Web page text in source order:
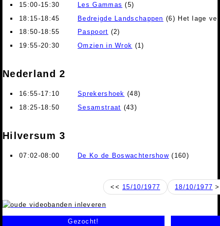
15:00-15:30 Les Gammas (5)
18:15-18:45
Bedreigde Landschappen (6) Het lage
18:50-18:55
Paspoort (2)
19:55-20:30
Omzien in Wrok (1)
Nederland 2
16:55-17:10 Sprekershoek (48)
18:25-18:50
Sesamstraat (43)
Hilversum 3
07:02-08:00 De Ko de Boswachtershow (160)
<< 15/10/1977 18/10/1977
Gezocht!